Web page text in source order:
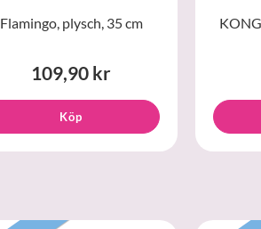
Flamingo, plysch, 35 cm
109,90 kr
Köp